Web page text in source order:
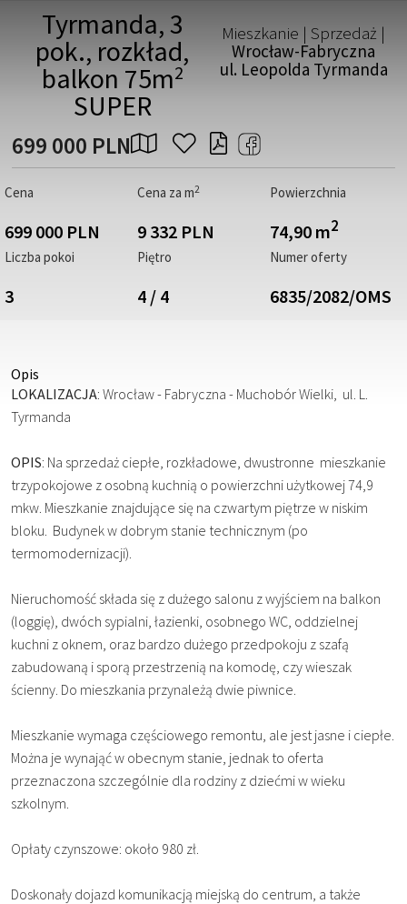
Tyrmanda, 3
pok., rozkład,
balkon 75m2
SUPER
Mieszkanie | Sprzedaż |
Wrocław-Fabryczna
ul. Leopolda Tyrmanda
699 000 PLN
Cena
699 000 PLN
Cena za m2
9 332 PLN
Powierzchnia
74,90 m2
Liczba pokoi
3
Piętro
4 / 4
Numer oferty
6835/2082/OMS
Opis
LOKALIZACJA: Wrocław - Fabryczna - Muchobór Wielki, ul. L.
Tyrmanda
OPIS: Na sprzedaż ciepłe, rozkładowe, dwustronne mieszkanie
trzypokojowe z osobną kuchnią o powierzchni użytkowej 74,9
mkw. Mieszkanie znajdujące się na czwartym piętrze w niskim
bloku. Budynek w dobrym stanie technicznym (po
termomodernizacji).
Nieruchomość składa się z dużego salonu z wyjściem na balkon
(loggię), dwóch sypialni, łazienki, osobnego WC, oddzielnej
kuchni z oknem, oraz bardzo dużego przedpokoju z szafą
zabudowaną i sporą przestrzenią na komodę, czy wieszak
ścienny. Do mieszkania przynależą dwie piwnice.
Mieszkanie wymaga częściowego remontu, ale jest jasne i ciepłe.
Można je wynająć w obecnym stanie, jednak to oferta
przeznaczona szczególnie dla rodziny z dziećmi w wieku
szkolnym.
Opłaty czynszowe: około 980 zł.
Doskonały dojazd komunikacją miejską do centrum, a także